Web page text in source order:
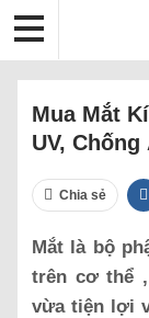
Mua Mắt
UV,
Chia sẻ
Mắt là bộ
trên cơ thể
vừa tiện lợi